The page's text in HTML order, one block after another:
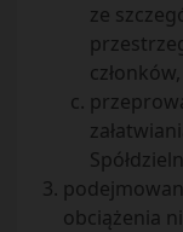
ze
członków,
obciążenia